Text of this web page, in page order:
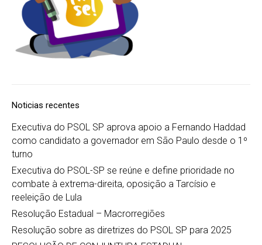
Noticias recentes
Executiva do PSOL SP aprova apoio a Fernando Haddad
como candidato a governador em São Paulo desde o 1º
turno
Executiva do PSOL-SP se reúne e define prioridade no
combate à extrema-direita, oposição a Tarcísio e
reeleição de Lula
Resolução Estadual – Macrorregiões
Resolução sobre as diretrizes do PSOL SP para 2025